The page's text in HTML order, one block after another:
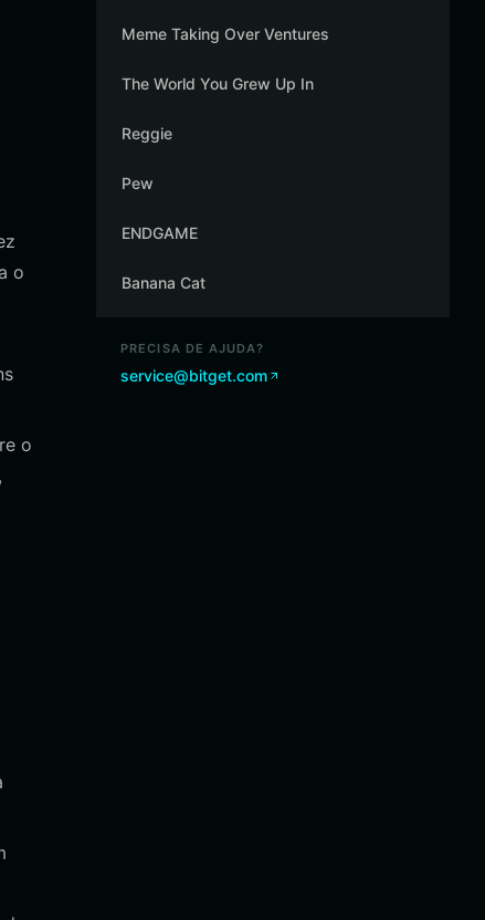
o
o
Meme Taking Over Ventures
The World You Grew Up In
Reggie
Pew
ENDGAME
Banana Cat
PRECISA DE AJUDA?
service@bitget.com